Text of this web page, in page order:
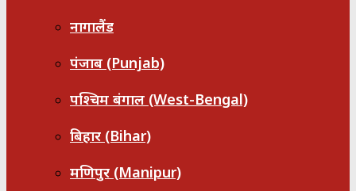
नागालैंड
पंजाब (Punjab)
पश्चिम बंगाल (West-Bengal)
बिहार (Bihar)
मणिपुर (Manipur)